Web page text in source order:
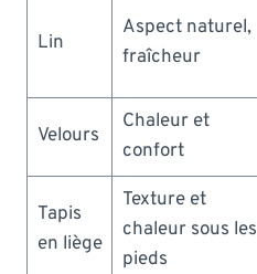
Lin
Aspect naturel,
fraîcheur
Velours
Chaleur et
confort
Tapis
en liège
Texture et
chaleur sous les
pieds